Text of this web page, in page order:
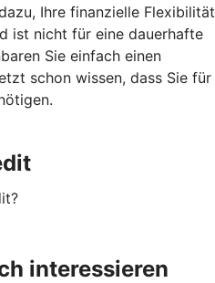
Ihre finanzielle Flexibilität
ist nicht für eine dauerhafte
Sie einfach einen
schon wissen, dass Sie für
interessieren